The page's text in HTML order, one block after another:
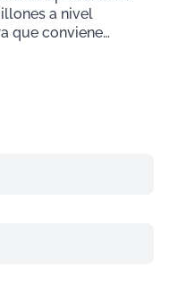
a nivel
que conviene